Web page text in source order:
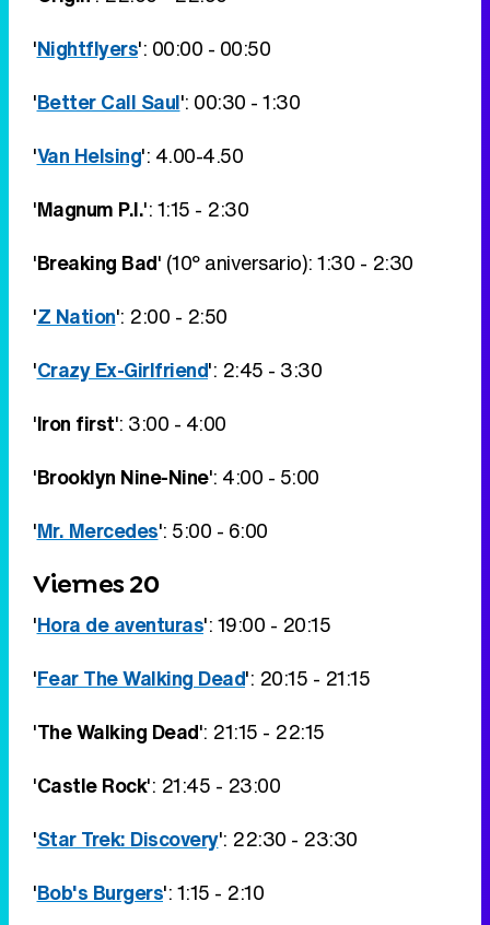
'Nightflyers': 00:00 - 00:50
'Better Call Saul': 00:30 - 1:30
'Van Helsing': 4.00-4.50
'Magnum P.I.': 1:15 - 2:30
'Breaking Bad' (10º aniversario): 1:30 - 2:30
'Z Nation': 2:00 - 2:50
'Crazy Ex-Girlfriend': 2:45 - 3:30
'Iron first': 3:00 - 4:00
'Brooklyn Nine-Nine': 4:00 - 5:00
'Mr. Mercedes': 5:00 - 6:00
Viernes 20
'Hora de aventuras': 19:00 - 20:15
'Fear The Walking Dead': 20:15 - 21:15
'The Walking Dead': 21:15 - 22:15
'Castle Rock': 21:45 - 23:00
'Star Trek: Discovery': 22:30 - 23:30
'Bob's Burgers': 1:15 - 2:10